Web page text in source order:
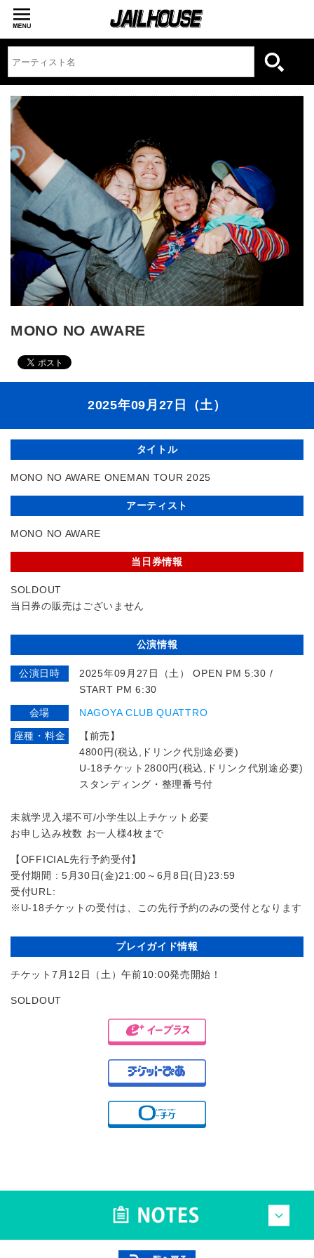
MONO NO AWARE
2025年09月27日（土）
タイトル
MONO NO AWARE ONEMAN TOUR 2025
アーティスト
MONO NO AWARE
当日券情報
SOLDOUT
当日券の販売はございません
公演情報
公演日時
2025年09月27日（土） OPEN PM 5:30 /
START PM 6:30
会場 NAGOYA CLUB QUATTRO
座種・料金
【前売】
4800円(税込,ドリンク代別途必要)
U-18チケット2800円(税込,ドリンク代別途必要)
スタンディング・整理番号付
未就学児入場不可/小学生以上チケット必要
お申し込み枚数 お一人様4枚まで
【OFFICIAL先行予約受付】
受付期間 : 5月30日(金)21:00～6月8日(日)23:59
受付URL:
※U-18チケットの受付は、この先行予約のみの受付となります
プレイガイド情報
チケット7月12日（土）午前10:00発売開始！
SOLDOUT